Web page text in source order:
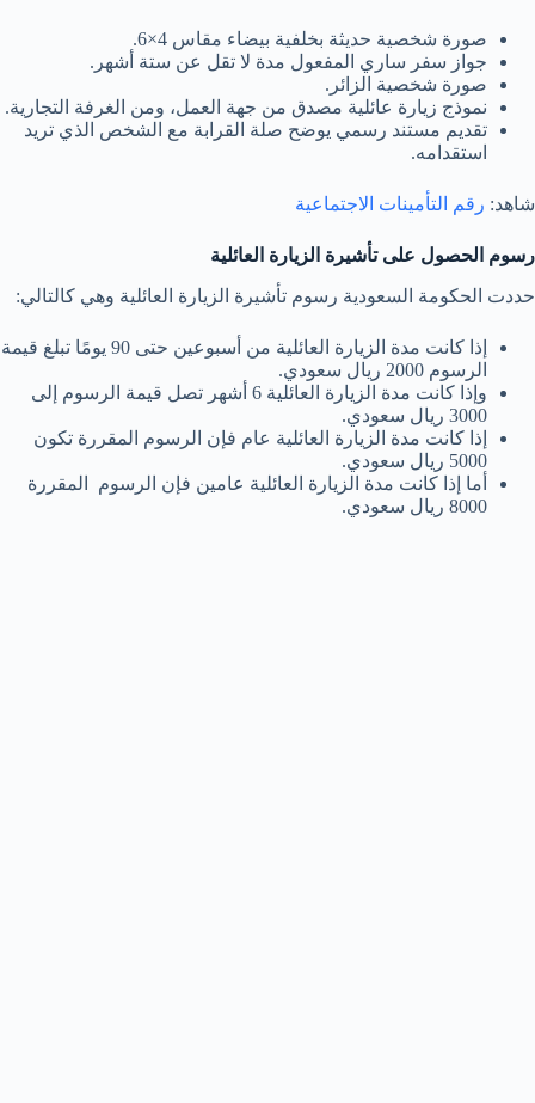
صورة شخصية حديثة بخلفية بيضاء مقاس 4×6.
جواز سفر ساري المفعول مدة لا تقل عن ستة أشهر.
صورة شخصية الزائر.
نموذج زيارة عائلية مصدق من جهة العمل، ومن الغرفة التجارية.
تقديم مستند رسمي يوضح صلة القرابة مع الشخص الذي تريد
استقدامه.
شاهد: رقم التأمينات الاجتماعية
رسوم الحصول على تأشيرة الزيارة العائلية
حددت الحكومة السعودية رسوم تأشيرة الزيارة العائلية وهي كالتالي:
إذا كانت مدة الزيارة العائلية من أسبوعين حتى 90 يومًا تبلغ قيمة
الرسوم 2000 ريال سعودي.
وإذا كانت مدة الزيارة العائلية 6 أشهر تصل قيمة الرسوم إلى
3000 ريال سعودي.
إذا كانت مدة الزيارة العائلية عام فإن الرسوم المقررة تكون
5000 ريال سعودي.
أما إذا كانت مدة الزيارة العائلية عامين فإن الرسوم المقررة
8000 ريال سعودي.